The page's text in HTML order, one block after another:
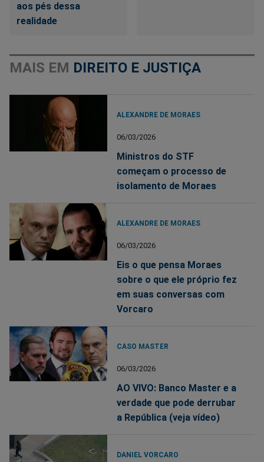
aos pés dessa
realidade
MAIS EM DIREITO E JUSTIÇA
ALEXANDRE DE MORAES
06/03/2026
Ministros do STF
começam o processo de
isolamento de Moraes
ALEXANDRE DE MORAES
06/03/2026
Eis o que pensa Moraes
sobre o que ele próprio fez
em suas conversas com
Vorcaro
CASO MASTER
06/03/2026
AO VIVO: Banco Master e a
verdade que pode derrubar
a República (veja vídeo)
DANIEL VORCARO